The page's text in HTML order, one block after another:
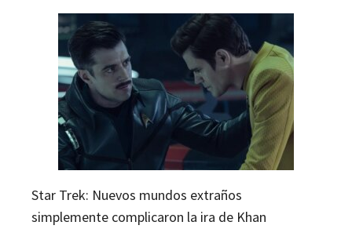
Star Trek: Nuevos mundos extraños
simplemente complicaron la ira de Khan